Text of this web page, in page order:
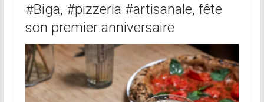
#Biga, #pizzeria #artisanale, fête
son premier anniversaire